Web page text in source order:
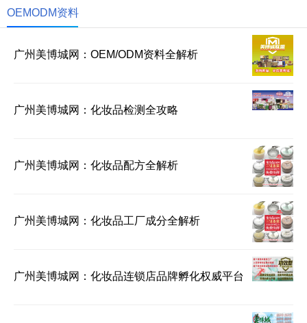
OEMODM资料
广州美博城网：OEM/ODM资料全解析
广州美博城网：化妆品检测全攻略
广州美博城网：化妆品配方全解析
广州美博城网：化妆品工厂成分全解析
广州美博城网：化妆品连锁店品牌孵化权威平台